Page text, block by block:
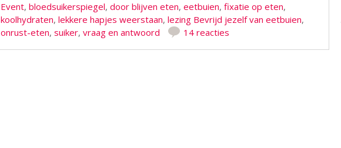
Event, bloedsuikerspiegel, door blijven eten, eetbuien, fixatie op eten,
koolhydraten, lekkere hapjes weerstaan, lezing Bevrijd jezelf van eetbuien,
onrust-eten, suiker, vraag en antwoord 14 reacties